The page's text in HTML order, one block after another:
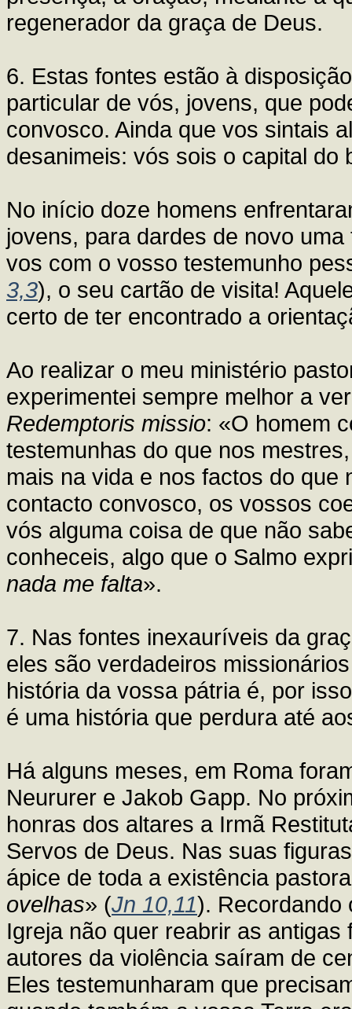
regenerador da graça de Deus.
6. Estas fontes estão à
particular de vós, jovens, que
convosco. Ainda que vos sintais
desanimeis: vós sois o capital do
No início doze homens
jovens, para dardes de novo
vos com o vosso testemunho
3,3), o seu cartão de visita!
certo de ter encontrado a
Ao realizar o meu ministério
experimentei sempre melhor a
Redemptoris missio: «O homem
testemunhas do que nos
mais na vida e nos factos do
contacto convosco, os vossos
vós alguma coisa de que não
conheceis, algo que o Salmo
nada me falta».
7. Nas fontes inexauríveis da
eles são verdadeiros
história da vossa pátria é, por
é uma história que perdura até
Há alguns meses, em Roma
Neururer e Jakob Gapp. No
honras dos altares a Irmã
Servos de Deus. Nas suas
ápice de toda a existência
ovelhas» (Jn 10,11). Recordando
Igreja não quer reabrir as
autores da violência saíram de
Eles testemunharam que